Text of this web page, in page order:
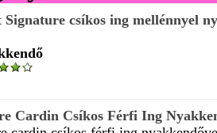
Signature csíkos ing mellénnyel
Cardin Csíkos Férfi Ing